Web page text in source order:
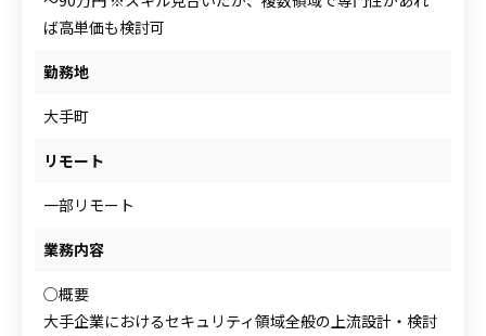
ば高単価も検討可
勤務地
大手町
リモート
一部リモート
業務内容
○概要
大手企業におけるセキュリティ領域全般の上流設計・検討